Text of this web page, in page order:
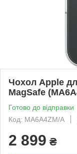
Чохол Apple
MagSafe
Готово до відправки
Код: MA6A4ZM/A
2 899 ₴